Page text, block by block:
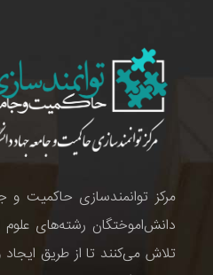
مرکز توانمندسازی حاکمیت
دانش‌اموختگان رشته‌های
تلاش می‌کنند تا از طریق